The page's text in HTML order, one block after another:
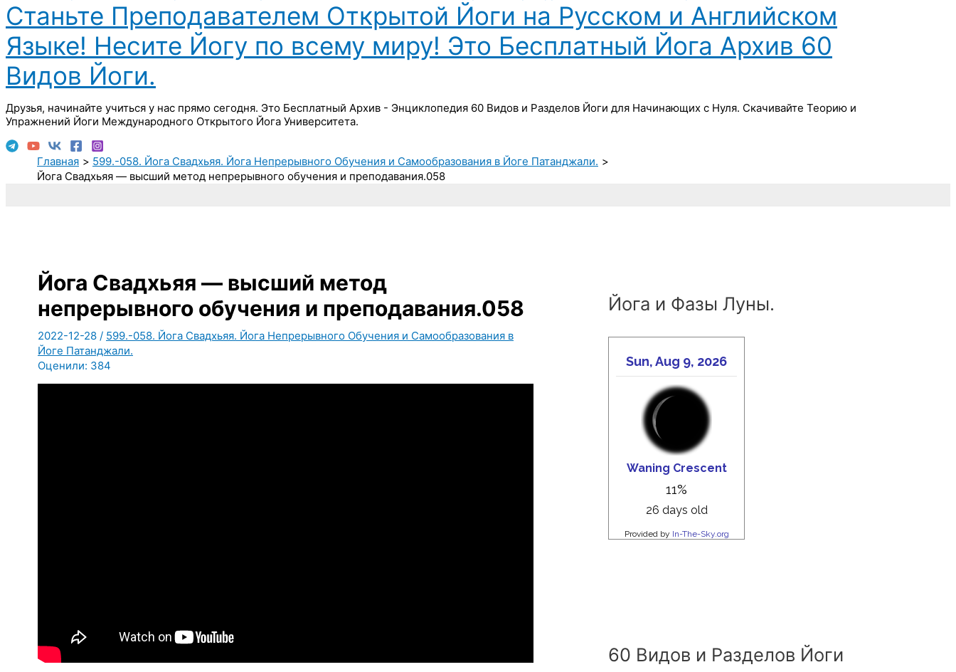
Станьте Преподавателем Открытой Йоги на Русском и Английском
Языке! Несите Йогу по всему миру! Это Бесплатный Йога Архив 60
Видов Йоги.
Друзья, начинайте учиться у нас прямо сегодня. Это Бесплатный Архив - Энциклопедия 60 Видов и Разделов Йоги для Начинающих с Нуля. Скачивайте Теорию и
Упражнений Йоги Международного Открытого Йога Университета.
Главная
599.-058. Йога Свадхьяя. Йога Непрерывного Обучения и Самообразования в Йоге Патанджали.
Йога Свадхьяя — высший метод непрерывного обучения и преподавания.058
Йога Свадхьяя — высший метод
непрерывного обучения и преподавания.058
2022-12-28 / 599.-058. Йога Свадхьяя. Йога Непрерывного Обучения и Самообразования в
Йоге Патанджали.
Оценили: 384
Йога и Фазы Луны.
60 Видов и Разделов Йоги